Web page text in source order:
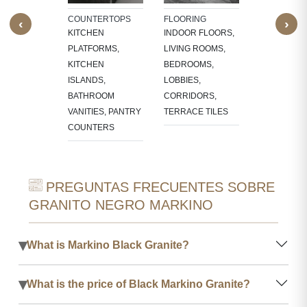
‹
COUNTERTOPS
KITCHEN
PLATFORMS,
KITCHEN
ISLANDS,
BATHROOM
VANITIES, PANTRY
COUNTERS
FLOORING
INDOOR FLOORS,
LIVING ROOMS,
BEDROOMS,
LOBBIES,
CORRIDORS,
TERRACE TILES
BATHROOM
WALLS,
›
PREGUNTAS FRECUENTES SOBRE
GRANITO NEGRO MARKINO
▾What is Markino Black Granite?
▾What is the price of Black Markino Granite?